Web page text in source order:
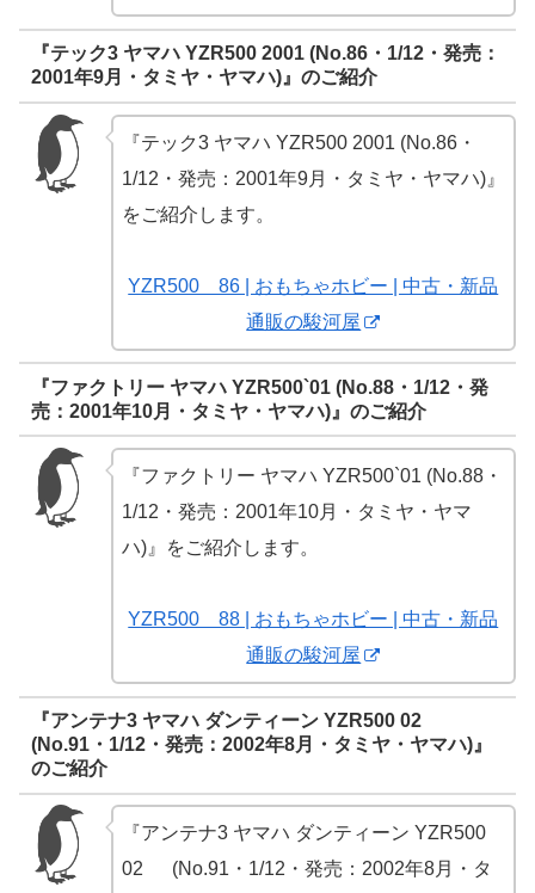
『テック3 ヤマハ YZR500 2001 (No.86・1/12・発売：
2001年9月・タミヤ・ヤマハ)』のご紹介
『テック3 ヤマハ YZR500 2001 (No.86・
1/12・発売：2001年9月・タミヤ・ヤマハ)』
をご紹介します。
YZR500 86 | おもちゃホビー | 中古・新品
通販の駿河屋
『ファクトリー ヤマハ YZR500`01 (No.88・1/12・発
売：2001年10月・タミヤ・ヤマハ)』のご紹介
『ファクトリー ヤマハ YZR500`01 (No.88・
1/12・発売：2001年10月・タミヤ・ヤマ
ハ)』をご紹介します。
YZR500 88 | おもちゃホビー | 中古・新品
通販の駿河屋
『アンテナ3 ヤマハ ダンティーン YZR500 02
(No.91・1/12・発売：2002年8月・タミヤ・ヤマハ)』
のご紹介
『アンテナ3 ヤマハ ダンティーン YZR500
02 (No.91・1/12・発売：2002年8月・タ